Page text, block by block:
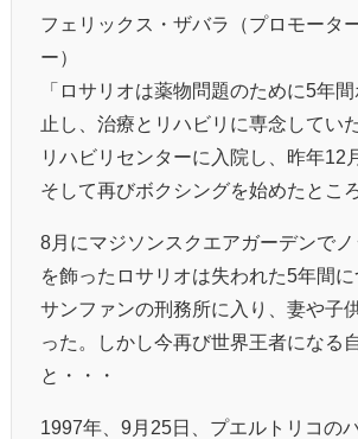
フェリックス・ザバラ（プロモータ
ー）
「ロサリオは薬物問題のために5年
止し、治療とリハビリに専念してい
リハビリセンターに入院し、昨年12
そして再びボクシングを始めたとこ
8月にマジソンスクエアガーデンでノ
を飾ったロサリオは失われた5年間に
サンファンの刑務所に入り、妻や子
った。しかし今再び世界王者になる
と・・・
1997年、9月25日、プエルトリコの